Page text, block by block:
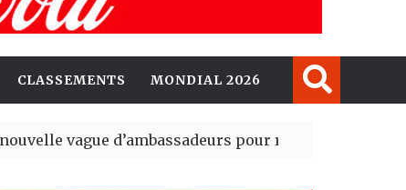
CLASSEMENTS MONDIAL 2026
d’ambassadeurs pour renforcer la présence